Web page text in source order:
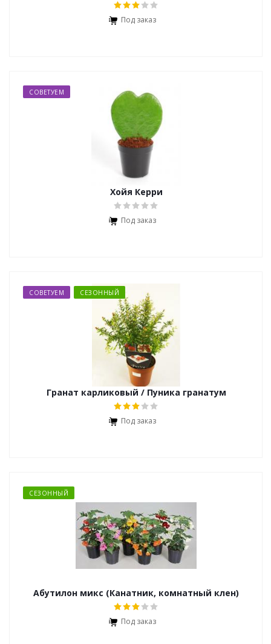
Под заказ
СОВЕТУЕМ
Хойя Керри
Под заказ
СОВЕТУЕМ СЕЗОННЫЙ
Гранат карликовый / Пуника гранатум
Под заказ
СЕЗОННЫЙ
Абутилон микс (Канатник, комнатный клен)
Под заказ